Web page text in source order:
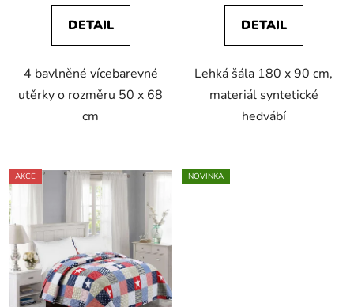
DETAIL
4 bavlněné vícebarevné
utěrky o rozměru 50 x 68
cm
DETAIL
Lehká šála 180 x 90 cm,
materiál syntetické
hedvábí
AKCE NOVINKA